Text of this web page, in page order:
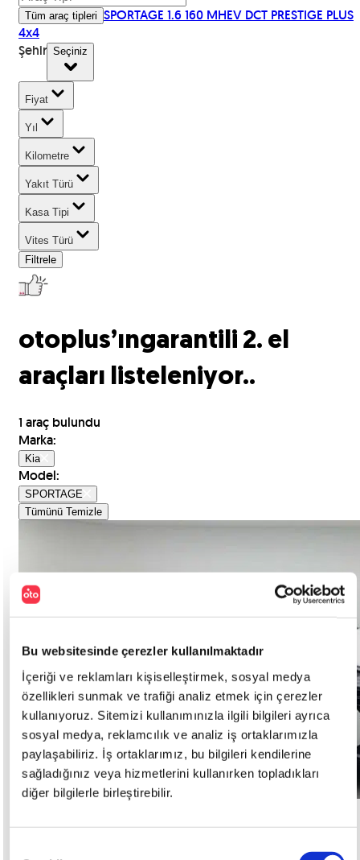
Bu websitesinde çerezler kullanılmaktadır
İçeriği ve reklamları kişiselleştirmek, sosyal medya
özellikleri sunmak ve trafiği analiz etmek için çerezler
kullanıyoruz. Sitemizi kullanımınızla ilgili bilgileri ayrıca
sosyal medya, reklamcılık ve analiz iş ortaklarımızla
paylaşabiliriz. İş ortaklarımız, bu bilgileri kendilerine
sağladığınız veya hizmetlerini kullanırken topladıkları
diğer bilgilerle birleştirebilir.
Tüm araç tipleri
SPORTAGE 1.6 160 MHEV DCT PRESTIGE PLUS
4x4
Şehir
Seçiniz
Fiyat
Yıl
Kilometre
Yakıt Türü
Kasa Tipi
Vites Türü
Filtrele
otoplus’ıngarantili 2. el
araçları listeleniyor..
1araç bulundu
Marka:
Kia
Model:
SPORTAGE
Tümünü Temizle